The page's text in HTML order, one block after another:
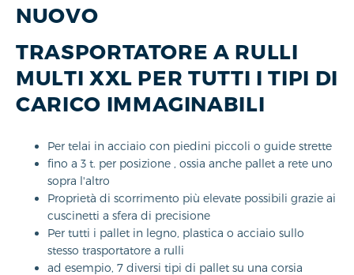
NUOVO
TRASPORTATORE A RULLI
MULTI XXL PER TUTTI I TIPI DI
CARICO IMMAGINABILI
Per telai in acciaio con piedini piccoli o guide strette
fino a 3 t. per posizione , ossia anche pallet a rete uno
sopra l'altro
Proprietà di scorrimento più elevate possibili grazie ai
cuscinetti a sfera di precisione
Per tutti i pallet in legno, plastica o acciaio sullo
stesso trasportatore a rulli
ad esempio, 7 diversi tipi di pallet su una corsia